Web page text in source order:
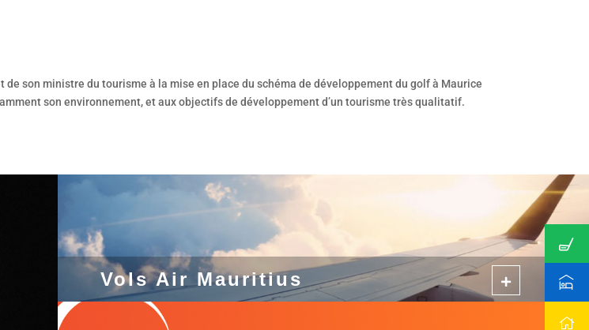
son ministre du tourisme à la mise en place du schéma de développement du golf à Maurice
son environnement, et aux objectifs de développement d’un tourisme très qualitatif.
Vols Air Mauritius